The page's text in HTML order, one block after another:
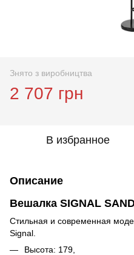
Знято з виробництва
2 707 грн
В избранное
Описание
Вешалка SIGNAL
Стильная и современная
Signal.
Высота: 179,